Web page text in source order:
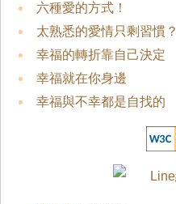
六種愛的方式！
太熟悉的愛情只剩習慣？
幸福的轉折靠自己決定
幸福就在你身邊
幸福與不幸都是自找的